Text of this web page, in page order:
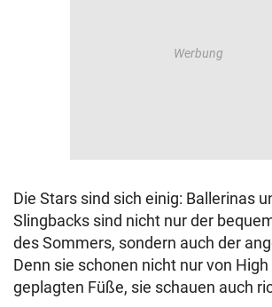
Die Stars sind sich einig: Ballerinas
Slingbacks sind nicht nur der
des Sommers, sondern auch der
Denn sie schonen nicht nur von
geplagten Füße, sie schauen auch